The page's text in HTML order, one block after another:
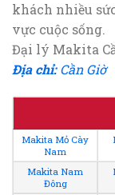
khách nhiều
vực cuộc sống.
Đại lý Makita
Địa chỉ:Cần Giờ
Makita Mỏ Cày
Nam
Makita Nam
Đông